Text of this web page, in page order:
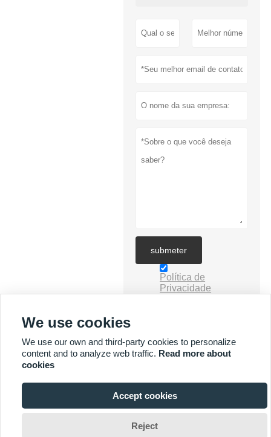

submeter
Política de
Privacidade
MAIS SERVIÇOS
Direitos autorais por © Yuyi Lighting Technology Co., Ltd. E-mail:
We use cookies
We use our own and third-party cookies to personalize
content and to analyze web traffic. Read more about
cookies
Accept cookies
Reject